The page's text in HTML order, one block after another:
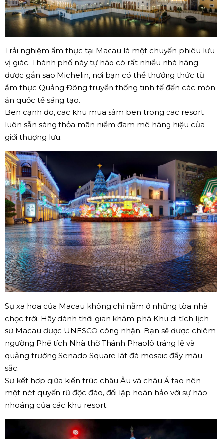
Trải nghiệm ẩm thực tại Macau là một chuyến phiêu lưu
vị giác. Thành phố này tự hào có rất nhiều nhà hàng
được gắn sao Michelin, nơi bạn có thể thưởng thức từ
ẩm thực Quảng Đông truyền thống tinh tế đến các món
ăn quốc tế sáng tạo.
Bên cạnh đó, các khu mua sắm bên trong các resort
luôn sẵn sàng thỏa mãn niềm đam mê hàng hiệu của
giới thượng lưu.
Sự xa hoa của Macau không chỉ nằm ở những tòa nhà
chọc trời. Hãy dành thời gian khám phá Khu di tích lịch
sử Macau được UNESCO công nhận. Bạn sẽ được chiêm
ngưỡng Phế tích Nhà thờ Thánh Phaolô tráng lệ và
quảng trường Senado Square lát đá mosaic đầy màu
sắc.
Sự kết hợp giữa kiến trúc châu Âu và châu Á tạo nên
một nét quyến rũ độc đáo, đối lập hoàn hảo với sự hào
nhoáng của các khu resort.